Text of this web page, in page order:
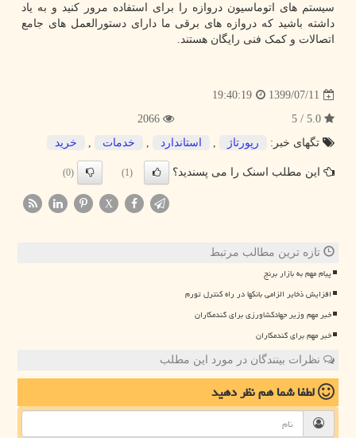
سیستم های اتوماسیون دروازه را برای استفاده مرور کنید و به یاد
داشته باشید که دروازه های برقی ما دارای دستورالعمل های جامع
اتصالات و کمک فنی رایگان هستند.
1399/07/11
19:40:19
تگهای خبر:
رپورتاژ , استاندارد , خدمات , خرید
این مطلب اسنک را می پسندید؟ (1)
(0)
X
تازه ترین مطالب مرتبط
پیام مهم به بازار برنج
افزایش ذخایر الزامی بانکها در راه کنترل تورم
خبر مهم وزیر جهادکشاورزی برای گندمکاران
خبر مهم برای گندمکاران
نظرات بینندگان در مورد این مطلب
لطفا شما همنظر دهید